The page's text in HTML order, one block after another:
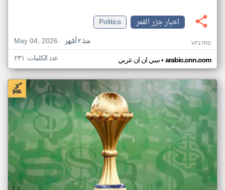
اخبار جزر القمر
Politics
May 04, 2026
منذ ٣ أشهر VF17PD
سي ان ان عربي• arabic.cnn.com عدد الكلمات: ٢٣١